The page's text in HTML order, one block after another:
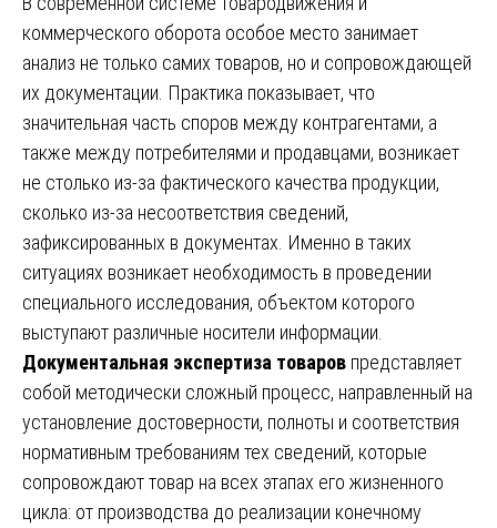
коммерческого оборота особое место занимает
анализ не только самих товаров, но и сопровождающей
их документации. Практика показывает, что
значительная часть споров между контрагентами, а
также между потребителями и продавцами, возникает
не столько из-за фактического качества продукции,
сколько из-за несоответствия сведений,
зафиксированных в документах. Именно в таких
ситуациях возникает необходимость в проведении
специального исследования, объектом которого
выступают различные носители информации.
Документальная экспертиза товаров представляет
собой методически сложный процесс, направленный на
установление достоверности, полноты и соответствия
нормативным требованиям тех сведений, которые
сопровождают товар на всех этапах его жизненного
цикла: от производства до реализации конечному